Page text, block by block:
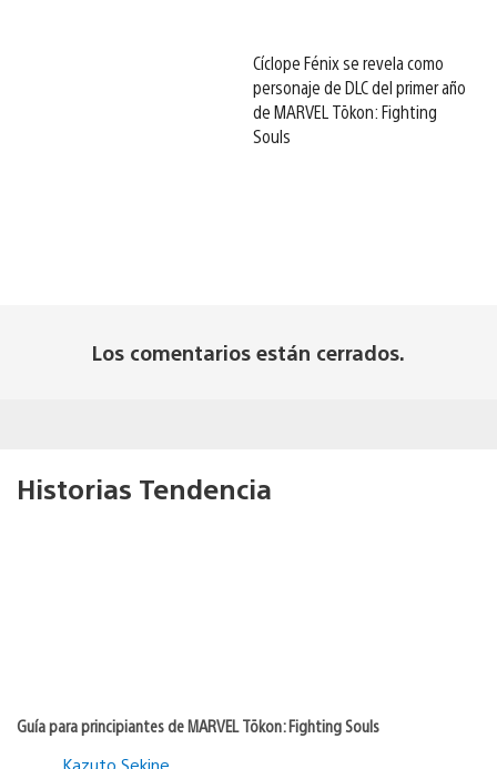
Cíclope Fénix se revela como
personaje de DLC del primer año
de MARVEL Tōkon: Fighting
Souls
Los comentarios están cerrados.
Historias Tendencia
Guía para principiantes de MARVEL Tōkon: Fighting Souls
Kazuto Sekine